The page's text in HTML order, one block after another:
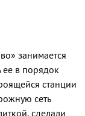
занимается
ее в порядок
станции
сеть
сделали